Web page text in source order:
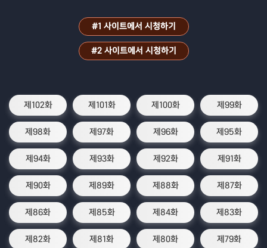
#1 사이트에서 시청하기
#2 사이트에서 시청하기
제102화 제101화 제100화 제99화
제98화 제97화 제96화 제95화
제94화 제93화 제92화 제91화
제90화 제89화 제88화 제87화
제86화 제85화 제84화 제83화
제82화 제81화 제80화 제79화